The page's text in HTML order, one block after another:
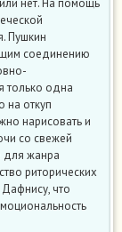
нет. На помощь
Пушкин
соединению
только одна
на откуп
нарисовать и
со свежей
для жанра
риторических
что